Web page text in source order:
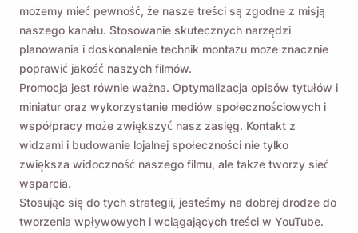
możemy mieć pewność, że nasze treści są zgodne z misją
naszego kanału. Stosowanie skutecznych narzędzi
planowania i doskonalenie technik montażu może znacznie
poprawić jakość naszych filmów.
Promocja jest równie ważna. Optymalizacja opisów tytułów i
miniatur oraz wykorzystanie mediów społecznościowych i
współpracy może zwiększyć nasz zasięg. Kontakt z
widzami i budowanie lojalnej społeczności nie tylko
zwiększa widoczność naszego filmu, ale także tworzy sieć
wsparcia.
Stosując się do tych strategii, jesteśmy na dobrej drodze do
tworzenia wpływowych i wciągających treści w YouTube.